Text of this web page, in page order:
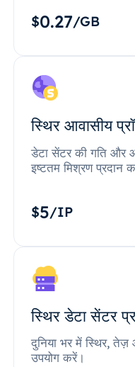
$0.27/GB
स्थिर आवासीय
डेटा सेंटर की गति और
इष्टतम मिश्रण प्रदान
$5/IP
स्थिर डेटा सेंटर
दुनिया भर में स्थिर,
उपयोग करें।